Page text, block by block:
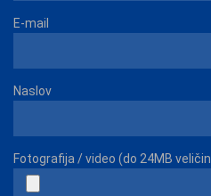
E-mail
Naslov
Fotografija / video (do 24MB